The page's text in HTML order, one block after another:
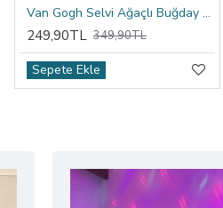
Van Gogh Selvi Ağaçlı Buğday Tarlası Duvar Örtüsü
249,90TL 349,90TL
Sepete Ekle